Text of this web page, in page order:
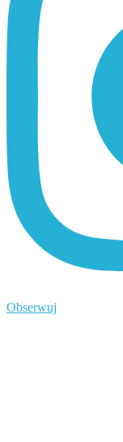
Obserwuj